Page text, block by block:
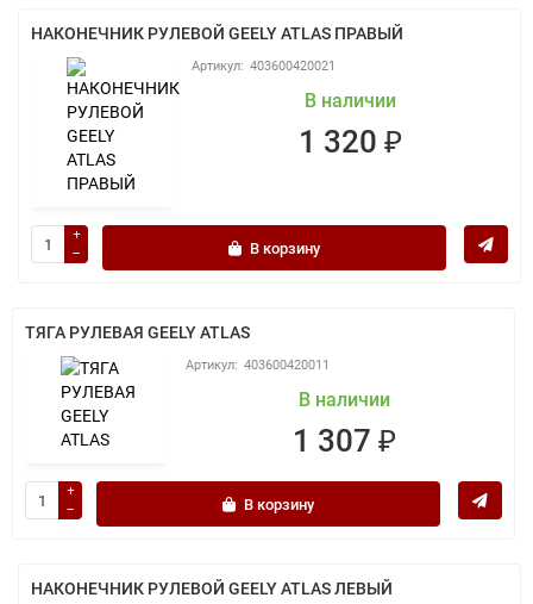
НАКОНЕЧНИК РУЛЕВОЙ GEELY ATLAS ПРАВЫЙ
403600420021
В наличии
1 320 ₽
В корзину
ТЯГА РУЛЕВАЯ GEELY ATLAS
403600420011
В наличии
1 307 ₽
В корзину
НАКОНЕЧНИК РУЛЕВОЙ GEELY ATLAS ЛЕВЫЙ